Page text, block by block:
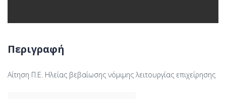
Περιγραφή
Αίτηση Π.Ε. Ηλείας βεβαίωσης νόμιμης λειτουργίας επιχείρησης